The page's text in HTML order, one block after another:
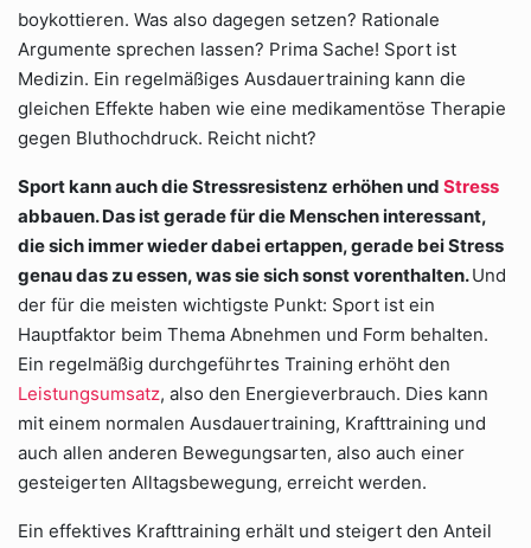
boykottieren. Was also dagegen setzen? Rationale
Argumente sprechen lassen? Prima Sache! Sport ist
Medizin. Ein regelmäßiges Ausdauertraining kann die
gleichen Effekte haben wie eine medikamentöse Therapie
gegen Bluthochdruck. Reicht nicht?
Sport kann auch die Stressresistenz erhöhen und Stress
abbauen. Das ist gerade für die Menschen interessant,
die sich immer wieder dabei ertappen, gerade bei Stress
genau das zu essen, was sie sich sonst vorenthalten.Und
der für die meisten wichtigste Punkt: Sport ist ein
Hauptfaktor beim Thema Abnehmen und Form behalten.
Ein regelmäßig durchgeführtes Training erhöht den
Leistungsumsatz, also den Energieverbrauch. Dies kann
mit einem normalen Ausdauertraining, Krafttraining und
auch allen anderen Bewegungsarten, also auch einer
gesteigerten Alltagsbewegung, erreicht werden.
Ein effektives Krafttraining erhält und steigert den Anteil